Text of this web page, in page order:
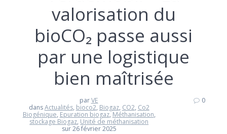
valorisation du
bioCO₂ passe aussi
par une logistique
bien maîtrisée
parVE
dansActualités, bioco2, Biogaz, CO2, Co2
Biogénique, Epuration biogaz, Méthanisation,
stockage Biogaz, Unité de méthanisation
sur 26 février 2025
0